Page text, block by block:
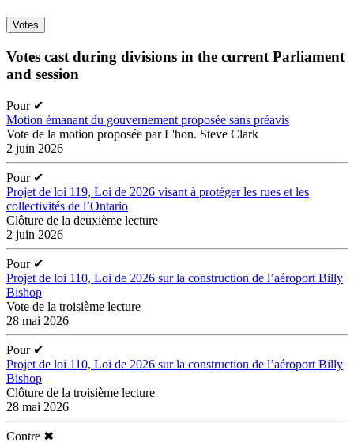
Votes
Votes cast during divisions in the current Parliament
and session
Pour ✔
Motion émanant du gouvernement proposée sans préavis
Vote de la motion proposée par L'hon. Steve Clark
2 juin 2026
Pour ✔
Projet de loi 119, Loi de 2026 visant à protéger les rues et les
collectivités de l’Ontario
Clôture de la deuxième lecture
2 juin 2026
Pour ✔
Projet de loi 110, Loi de 2026 sur la construction de l’aéroport Billy
Bishop
Vote de la troisième lecture
28 mai 2026
Pour ✔
Projet de loi 110, Loi de 2026 sur la construction de l’aéroport Billy
Bishop
Clôture de la troisième lecture
28 mai 2026
Contre ✖